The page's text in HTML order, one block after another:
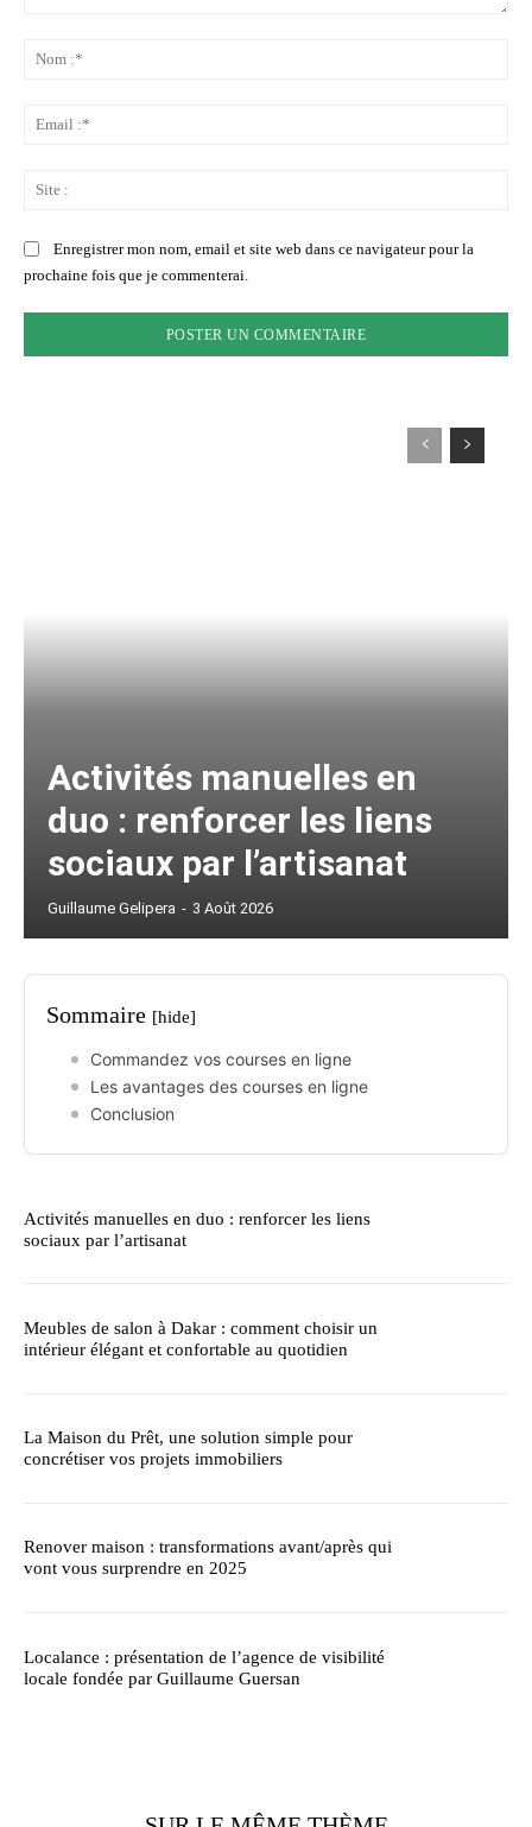
Enregistrer mon nom, email et site web dans ce navigateur pour la
prochaine fois que je commenterai.
Activités manuelles en
duo : renforcer les liens
sociaux par l’artisanat
Guillaume Gelipera - 3 Août 2026
Sommaire [hide]
Commandez vos courses en ligne
Les avantages des courses en ligne
Conclusion
Activités manuelles en duo : renforcer les liens
sociaux par l’artisanat
Meubles de salon à Dakar : comment choisir un
intérieur élégant et confortable au quotidien
La Maison du Prêt, une solution simple pour
concrétiser vos projets immobiliers
Renover maison : transformations avant/après qui
vont vous surprendre en 2025
Localance : présentation de l’agence de visibilité
locale fondée par Guillaume Guersan